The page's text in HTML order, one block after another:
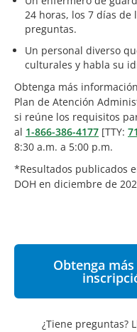
24 horas, los 7 días de
preguntas.
Un personal diverso
culturales y habla su
Obtenga más
Plan de Atención
si reúne los requisitos
al 1-866-386-4177 [TTY:
8:30 a.m. a 5:00 p.m.
*Resultados publicados
DOH en diciembre de
Obtenga
¿Tiene preguntas?